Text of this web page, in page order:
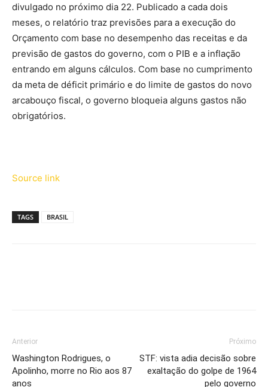
divulgado no próximo dia 22. Publicado a cada dois
meses, o relatório traz previsões para a execução do
Orçamento com base no desempenho das receitas e da
previsão de gastos do governo, com o PIB e a inflação
entrando em alguns cálculos. Com base no cumprimento
da meta de déficit primário e do limite de gastos do novo
arcabouço fiscal, o governo bloqueia alguns gastos não
obrigatórios.
Source link
TAGS BRASIL
Anterior
Washington Rodrigues, o
Apolinho, morre no Rio aos 87
anos
Próximo
STF: vista adia decisão sobre
exaltação do golpe de 1964
pelo governo